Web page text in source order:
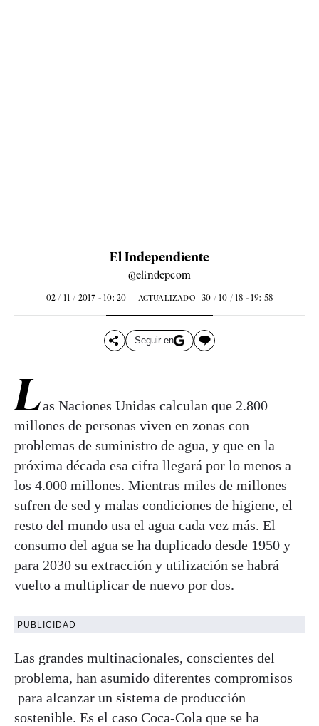
El Independiente
@elindepcom
02 / 11 / 2017 - 10: 20 ACTUALIZADO 30 / 10 / 18 - 19: 58
Seguir en
Las Naciones Unidas calculan que 2.800
millones de personas viven en zonas con
problemas de suministro de agua, y que en la
próxima década esa cifra llegará por lo menos a
los 4.000 millones. Mientras miles de millones
sufren de sed y malas condiciones de higiene, el
resto del mundo usa el agua cada vez más. El
consumo del agua se ha duplicado desde 1950 y
para 2030 su extracción y utilización se habrá
vuelto a multiplicar de nuevo por dos.
PUBLICIDAD
Las grandes multinacionales, conscientes del
problema, han asumido diferentes compromisos
para alcanzar un sistema de producción
sostenible. Es el caso Coca-Cola que se ha